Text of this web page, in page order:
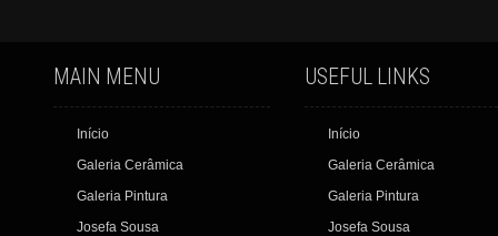
MAIN MENU
Início
Galeria Cerâmica
Galeria Pintura
Josefa Sousa
USEFUL LINKS
Início
Galeria Cerâmica
Galeria Pintura
Josefa Sousa